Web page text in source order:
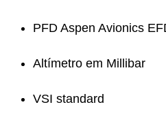
PFD Aspen Avionics
Altímetro em Millibar
VSI standard